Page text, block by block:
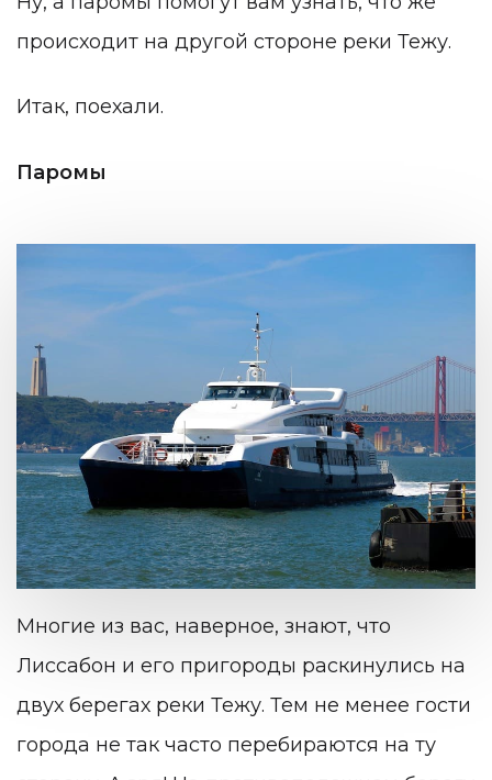
происходит на другой стороне реки Тежу.
Итак, поехали.
Паромы
Многие из вас, наверное, знают, что
Лиссабон и его пригороды раскинулись на
двух берегах реки Тежу. Тем не менее гости
города не так часто перебираются на ту